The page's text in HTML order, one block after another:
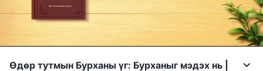
Өдөр тутмын Бурханы үг: Бурханыг мэдэх нь |